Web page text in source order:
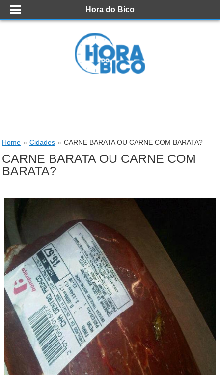
Hora do Bico
Home » Cidades » CARNE BARATA OU CARNE COM BARATA?
CARNE BARATA OU CARNE COM
BARATA?